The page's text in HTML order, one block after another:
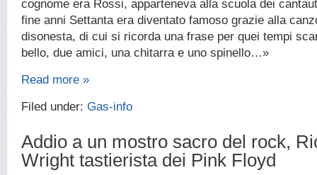
cognome era Rossi, apparteneva alla scuola dei
fine anni Settanta era diventato famoso grazie alla
disonesta, di cui si ricorda una frase per quei tempi
bello, due amici, una chitarra e uno spinello…»
Read more »
Filed under: Gas-info
Addio a un mostro sacro del rock,
Wright tastierista dei Pink Floyd